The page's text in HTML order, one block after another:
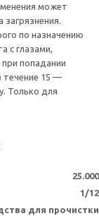
может
загрязнения.
по назначению
с глазами,
попадании
течение 15 —
Только для
25.000
1/12
для прочистки